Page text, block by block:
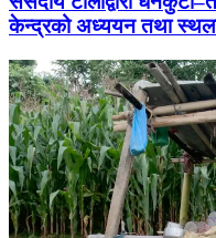
केन्द्रको अध्ययन तथा